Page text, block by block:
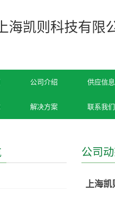
上海凯则科技有限
公司介绍 供应信息
解决方案 联系我们
公司
上海凯